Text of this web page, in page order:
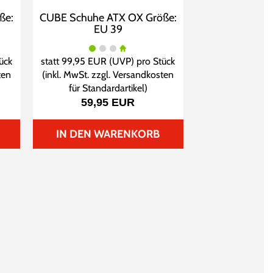
CUBE Schuhe ATX OX Größe:
EU 39
statt99,95 EUR (UVP) pro Stück
(inkl. MwSt. zzgl.Versandkosten
für Standardartikel)
59,95 EUR
IN DEN WARENKORB